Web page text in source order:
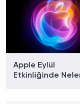
Apple Eylül
Etkinliğinde